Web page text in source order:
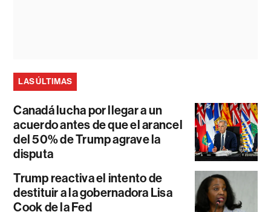
LAS ÚLTIMAS
Canadá lucha por llegar a un
acuerdo antes de que el arancel
del 50% de Trump agrave la
disputa
Trump reactiva el intento de
destituir a la gobernadora Lisa
Cook de la Fed